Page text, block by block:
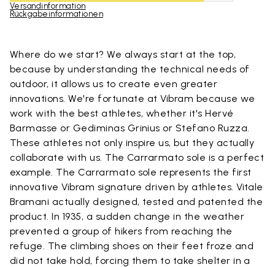
Versandinformation
Rückgabeinformationen
Where do we start? We always start at the top,
because by understanding the technical needs of
outdoor, it allows us to create even greater
innovations. We're fortunate at Vibram because we
work with the best athletes, whether it's Hervé
Barmasse or Gediminas Grinius or Stefano Ruzza.
These athletes not only inspire us, but they actually
collaborate with us. The Carrarmato sole is a perfect
example. The Carrarmato sole represents the first
innovative Vibram signature driven by athletes. Vitale
Bramani actually designed, tested and patented the
product. In 1935, a sudden change in the weather
prevented a group of hikers from reaching the
refuge. The climbing shoes on their feet froze and
did not take hold, forcing them to take shelter in a